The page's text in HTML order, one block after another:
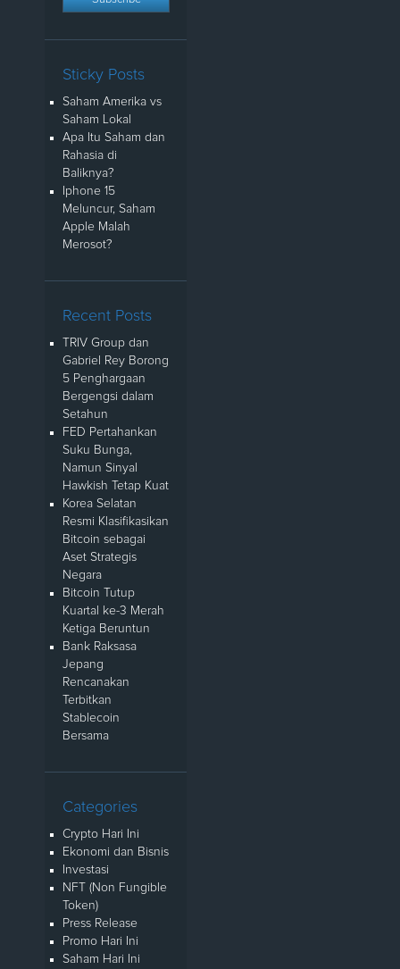
Sticky Posts
Saham Amerika vs
Saham Lokal
Apa Itu Saham dan
Rahasia di
Baliknya?
Iphone 15
Meluncur, Saham
Apple Malah
Merosot?
Recent Posts
TRIV Group dan
Gabriel Rey Borong
5 Penghargaan
Bergengsi dalam
Setahun
FED Pertahankan
Suku Bunga,
Namun Sinyal
Hawkish Tetap Kuat
Korea Selatan
Resmi Klasifikasikan
Bitcoin sebagai
Aset Strategis
Negara
Bitcoin Tutup
Kuartal ke-3 Merah
Ketiga Beruntun
Bank Raksasa
Jepang
Rencanakan
Terbitkan
Stablecoin
Bersama
Categories
Crypto Hari Ini
Ekonomi dan Bisnis
Investasi
NFT (Non Fungible
Token)
Press Release
Promo Hari Ini
Saham Hari Ini